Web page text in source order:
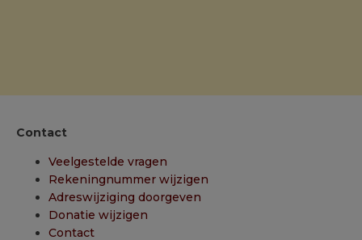
Contact
Veelgestelde vragen
Rekeningnummer wijzigen
Adreswijziging doorgeven
Donatie wijzigen
Contact